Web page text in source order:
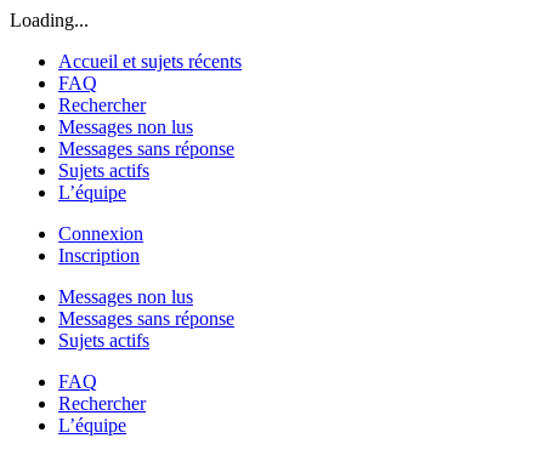
Loading...
Accueil et sujets récents
FAQ
Rechercher
Messages non lus
Messages sans réponse
Sujets actifs
L’équipe
Connexion
Inscription
Messages non lus
Messages sans réponse
Sujets actifs
FAQ
Rechercher
L’équipe